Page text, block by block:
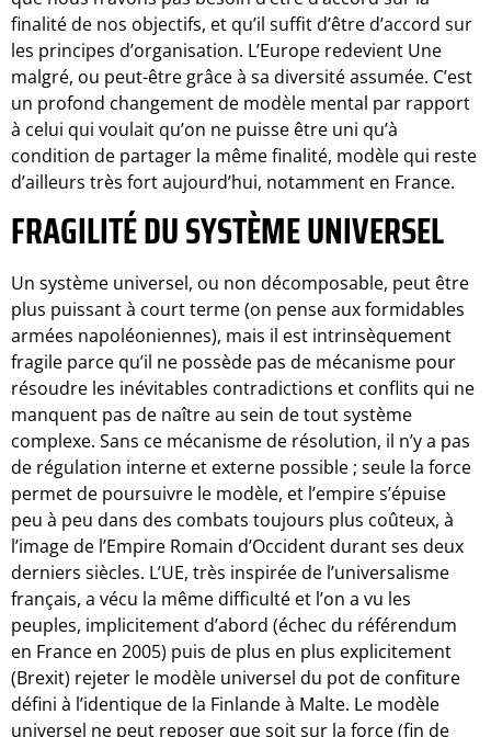
finalité de nos objectifs, et qu’il suffit d’être d’accord sur
les principes d’organisation. L’Europe redevient Une
malgré, ou peut-être grâce à sa diversité assumée. C’est
un profond changement de modèle mental par rapport
à celui qui voulait qu’on ne puisse être uni qu’à
condition de partager la même finalité, modèle qui reste
d’ailleurs très fort aujourd’hui, notamment en France.
FRAGILITÉ DU SYSTÈME UNIVERSEL
Un système universel, ou non décomposable, peut être
plus puissant à court terme (on pense aux formidables
armées napoléoniennes), mais il est intrinsèquement
fragile parce qu’il ne possède pas de mécanisme pour
résoudre les inévitables contradictions et conflits qui ne
manquent pas de naître au sein de tout système
complexe. Sans ce mécanisme de résolution, il n’y a pas
de régulation interne et externe possible ; seule la force
permet de poursuivre le modèle, et l’empire s’épuise
peu à peu dans des combats toujours plus coûteux, à
l’image de l’Empire Romain d’Occident durant ses deux
derniers siècles. L’UE, très inspirée de l’universalisme
français, a vécu la même difficulté et l’on a vu les
peuples, implicitement d’abord (échec du référendum
en France en 2005) puis de plus en plus explicitement
(Brexit) rejeter le modèle universel du pot de confiture
défini à l’identique de la Finlande à Malte. Le modèle
universel ne peut reposer que soit sur la force (fin de